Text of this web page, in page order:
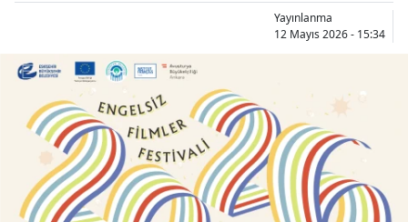
Yayınlanma
12 Mayıs 2026 - 15:34